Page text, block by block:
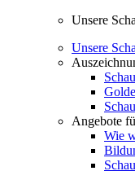
Unsere
Unsere
Angebote
Wie